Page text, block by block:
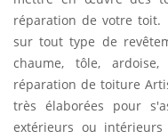
réparation de votre toit.
sur tout type de
chaume, tôle,
réparation de toiture
très élaborées pour
extérieurs ou